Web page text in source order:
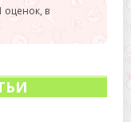
оценок, в